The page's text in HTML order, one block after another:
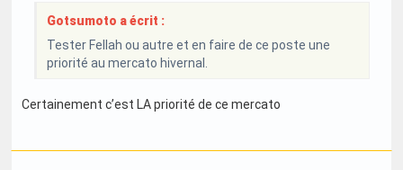
Gotsumoto a écrit :
Tester Fellah ou autre et en faire de ce poste une
priorité au mercato hivernal.
Certainement c’est LA priorité de ce mercato